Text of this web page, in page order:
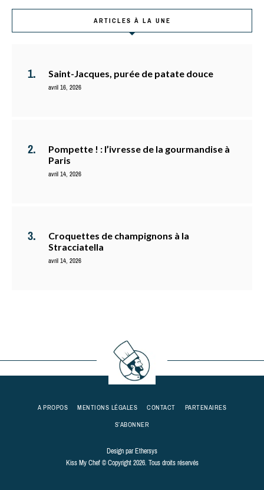
ARTICLES À LA UNE
Saint-Jacques, purée de patate douce
avril 16, 2026
Pompette ! : l’ivresse de la gourmandise à
Paris
avril 14, 2026
Croquettes de champignons à la
Stracciatella
avril 14, 2026
A PROPOS MENTIONS LÉGALES CONTACT
PARTENAIRES
S’ABONNER
Design parEthersys
Kiss My Chef © Copyright 2026. Tous droits réservés